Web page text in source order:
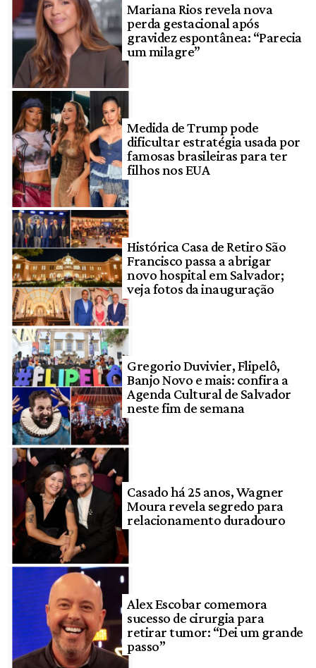
Mariana Rios revela nova
perda gestacional após
gravidez espontânea: “Parecia
um milagre”
Medida de Trump pode
dificultar estratégia usada por
famosas brasileiras para ter
filhos nos EUA
Histórica Casa de Retiro São
Francisco passa a abrigar
novo hospital em Salvador;
veja fotos da inauguração
Gregorio Duvivier, Flipelô,
Banjo Novo e mais: confira a
Agenda Cultural de Salvador
neste fim de semana
Casado há 25 anos, Wagner
Moura revela segredo para
relacionamento duradouro
Alex Escobar comemora
sucesso de cirurgia para
retirar tumor: “Dei um grande
passo”